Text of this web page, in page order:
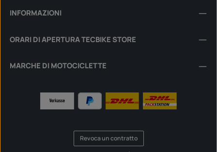
INFORMAZIONI
ORARI DI APERTURA TECBIKE STORE
MARCHE DI MOTOCICLETTE
Revoca un contratto